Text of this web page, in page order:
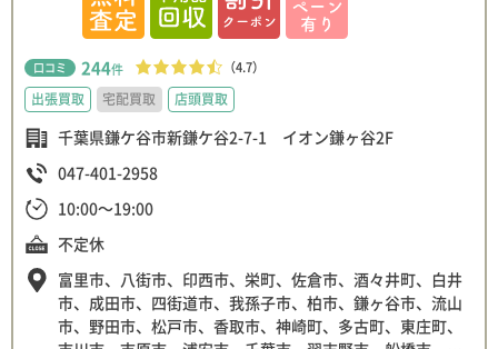
口コミ 244件 （4.7）
出張買取 宅配買取 店頭買取
千葉県鎌ケ谷市新鎌ケ谷2-7-1 イオン鎌ヶ谷2F
047-401-2958
10:00～19:00
不定休
富里市、八街市、印西市、栄町、佐倉市、酒々井町、白井
市、成田市、四街道市、我孫子市、柏市、鎌ヶ谷市、流山
市、野田市、松戸市、香取市、神崎町、多古町、東庄町、